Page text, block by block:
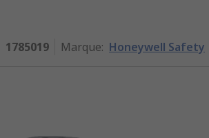
1785019 Marque: Honeywell Safety